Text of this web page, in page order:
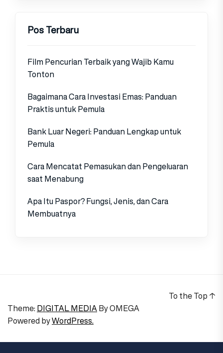
Pos Terbaru
Film Pencurian Terbaik yang Wajib Kamu
Tonton
Bagaimana Cara Investasi Emas: Panduan
Praktis untuk Pemula
Bank Luar Negeri: Panduan Lengkap untuk
Pemula
Cara Mencatat Pemasukan dan Pengeluaran
saat Menabung
Apa Itu Paspor? Fungsi, Jenis, dan Cara
Membuatnya
Theme: DIGITAL MEDIAByOMEGA
Powered byWordPress.
To the Top ↑